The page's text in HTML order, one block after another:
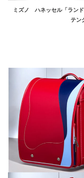
ミズノ ハネッセル「ラン
テン